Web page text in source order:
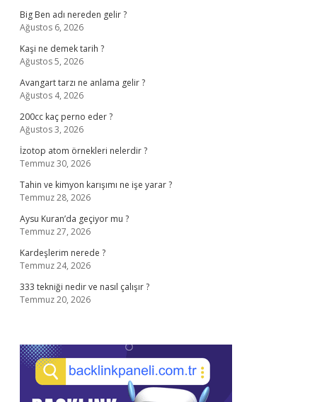
Big Ben adı nereden gelir ?
Ağustos 6, 2026
Kaşi ne demek tarih ?
Ağustos 5, 2026
Avangart tarzı ne anlama gelir ?
Ağustos 4, 2026
200cc kaç perno eder ?
Ağustos 3, 2026
İzotop atom örnekleri nelerdir ?
Temmuz 30, 2026
Tahin ve kimyon karışımı ne işe yarar ?
Temmuz 28, 2026
Aysu Kuran’da geçiyor mu ?
Temmuz 27, 2026
Kardeşlerim nerede ?
Temmuz 24, 2026
333 tekniği nedir ve nasıl çalışır ?
Temmuz 20, 2026